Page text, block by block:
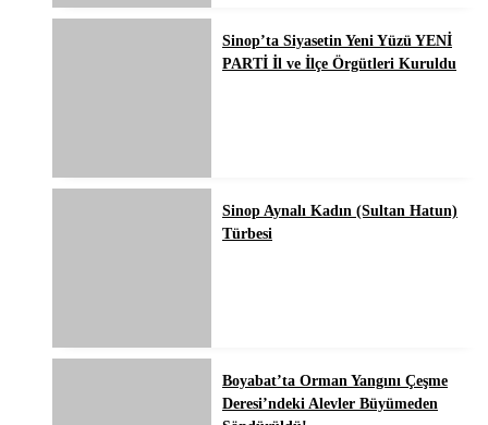
Sinop’ta Siyasetin Yeni Yüzü YENİ
PARTİ İl ve İlçe Örgütleri Kuruldu
Sinop Aynalı Kadın (Sultan Hatun)
Türbesi
Boyabat’ta Orman Yangını Çeşme
Deresi’ndeki Alevler Büyümeden